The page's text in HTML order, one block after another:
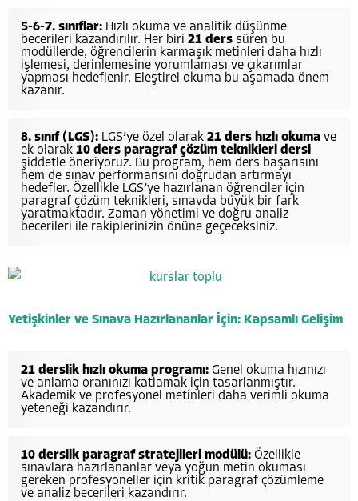
5-6-7. sınıflar: Hızlı okuma ve analitik düşünme
becerileri kazandırılır. Her biri 21 ders süren bu
modüllerde, öğrencilerin karmaşık metinleri daha hızlı
işlemesi, derinlemesine yorumlaması ve çıkarımlar
yapması hedeflenir. Eleştirel okuma bu aşamada önem
kazanır.
8. sınıf (LGS): LGS’ye özel olarak 21 ders hızlı okuma ve
ek olarak 10 ders paragraf çözüm teknikleri dersi
şiddetle öneriyoruz. Bu program, hem ders başarısını
hem de sınav performansını doğrudan artırmayı
hedefler. Özellikle LGS’ye hazırlanan öğrenciler için
paragraf çözüm teknikleri, sınavda büyük bir fark
yaratmaktadır. Zaman yönetimi ve doğru analiz
becerileri ile rakiplerinizin önüne geçeceksiniz.
Yetişkinler ve Sınava Hazırlananlar İçin: Kapsamlı Gelişim
21 derslik hızlı okuma programı: Genel okuma hızınızı
ve anlama oranınızı katlamak için tasarlanmıştır.
Akademik ve profesyonel metinleri daha verimli okuma
yeteneği kazandırır.
10 derslik paragraf stratejileri modülü: Özellikle
sınavlara hazırlananlar veya yoğun metin okuması
gereken profesyoneller için kritik paragraf çözümleme
ve analiz becerileri kazandırır.